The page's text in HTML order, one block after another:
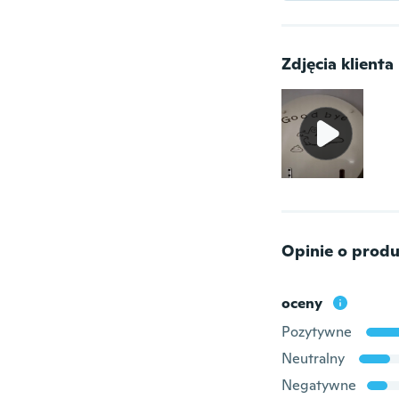
Zdjęcia klienta
Opinie o
oceny
Pozytywne
Neutralny
Negatywne